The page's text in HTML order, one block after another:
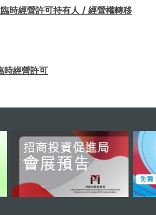
時經營許可持有人 / 經營權轉移
經營許可